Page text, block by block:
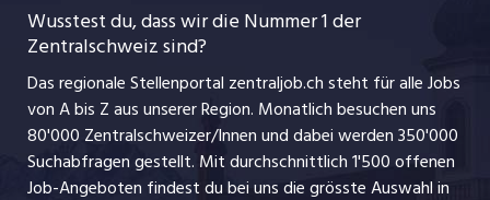
Führungspositionen
Jobline
schaffu.ch (VS)
ajourjob.ch
Wusstest du, dass wir die Nummer 1 der
Zentralschweiz sind?
Das regionale Stellenportal zentraljob.ch steht für alle Jobs
von A bis Z aus unserer Region. Monatlich besuchen uns
80'000 Zentralschweizer/Innen und dabei werden 350'000
Suchabfragen gestellt. Mit durchschnittlich 1'500 offenen
Job-Angeboten findest du bei uns die grösste Auswahl in